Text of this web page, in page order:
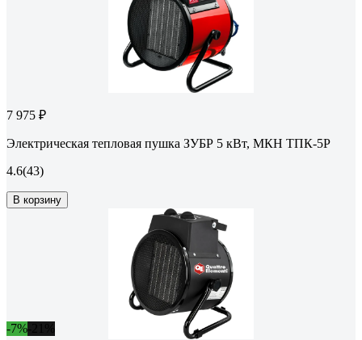
7 975 ₽
Электрическая тепловая пушка ЗУБР 5 кВт, МКН ТПК-5Р
4.6(43)
В корзину
-7%